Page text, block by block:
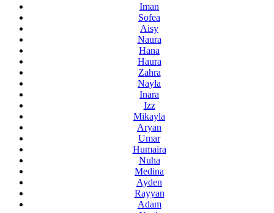
Iman
Sofea
Aisy
Naura
Hana
Haura
Zahra
Nayla
Inara
Izz
Mikayla
Aryan
Umar
Humaira
Nuha
Medina
Ayden
Rayyan
Adam